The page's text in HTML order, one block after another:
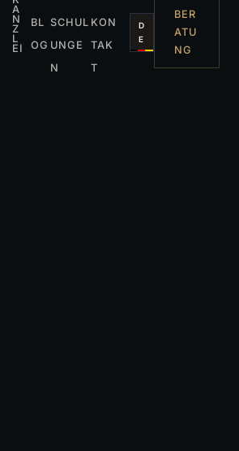
A
N
Z
L
EI
BL
OG
SCHUL
UNGE
N
KON
TAK
T
D
E
BER
ATU
NG